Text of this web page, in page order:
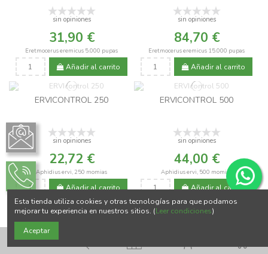
sin opiniones
31,90 €
Eretmocerus eremicus 5.000 pupas
Añadir al carrito
sin opiniones
84,70 €
Eretmocerus eremicus 15.000 pupas
Añadir al carrito
ERVICONTROL 250
sin opiniones
22,72 €
Aphidius ervi, 250 momias
Añadir al carrito
ERVICONTROL 500
sin opiniones
44,00 €
Aphidius ervi, 500 momias
Añadir al carrito
Esta tienda utiliza cookies y otras tecnologías para que podamos
mejorar tu experiencia en nuestros sitios. (Leer condiciones)
Aceptar